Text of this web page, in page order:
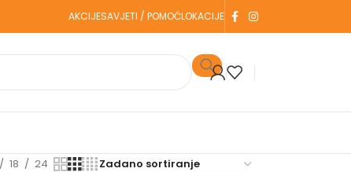
AKCIJESAVJETI / POMOĆLOKACIJE
18 24